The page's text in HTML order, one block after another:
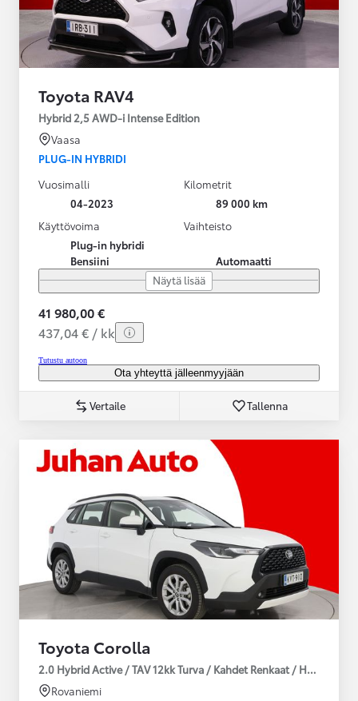
Toyota RAV4
Hybrid 2,5 AWD-i Intense Edition
Vaasa
PLUG-IN HYBRIDI
Vuosimalli
04-2023
Kilometrit
89 000 km
Käyttövoima
Plug-in hybridi
Bensiini
Vaihteisto
Automaatti
Näytä lisää
41 980,00 €
437,04 € / kk
Tutustu autoon
Ota yhteyttä jälleenmyyjään
Vertaile Tallenna
Toyota Corolla
2.0 Hybrid Active / TAV 12kk Turva / Kahdet Renkaat /
Rovaniemi